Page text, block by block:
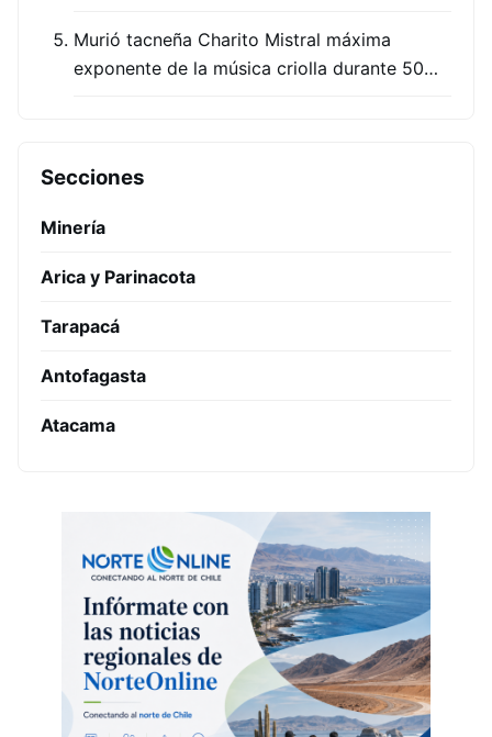
Murió tacneña Charito Mistral máxima
exponente de la música criolla durante 50…
Secciones
Minería
Arica y Parinacota
Tarapacá
Antofagasta
Atacama